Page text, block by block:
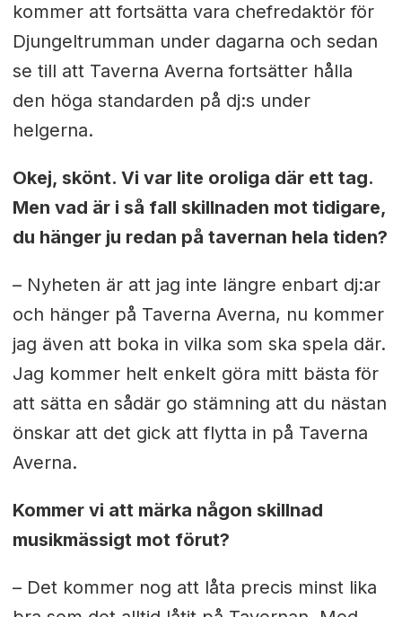
kommer att fortsätta vara chefredaktör för
Djungeltrumman under dagarna och sedan
se till att Taverna Averna fortsätter hålla
den höga standarden på dj:s under
helgerna.
Okej, skönt. Vi var lite oroliga där ett tag.
Men vad är i så fall skillnaden mot tidigare,
du hänger ju redan på tavernan hela tiden?
– Nyheten är att jag inte längre enbart dj:ar
och hänger på Taverna Averna, nu kommer
jag även att boka in vilka som ska spela där.
Jag kommer helt enkelt göra mitt bästa för
att sätta en sådär go stämning att du nästan
önskar att det gick att flytta in på Taverna
Averna.
Kommer vi att märka någon skillnad
musikmässigt mot förut?
– Det kommer nog att låta precis minst lika